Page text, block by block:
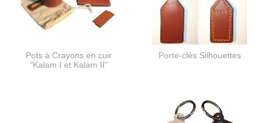
Pots à Crayons en cuir
"Kalam I et Kalam II"
Porte-clés Silhouettes